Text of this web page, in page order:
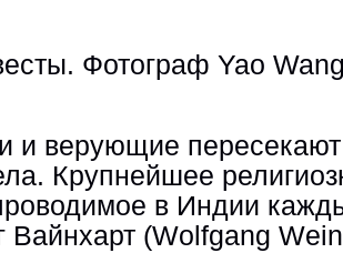
Фотограф Yao
и верующие
Крупнейшее
в Индии
Вайнхарт (Wolfgang